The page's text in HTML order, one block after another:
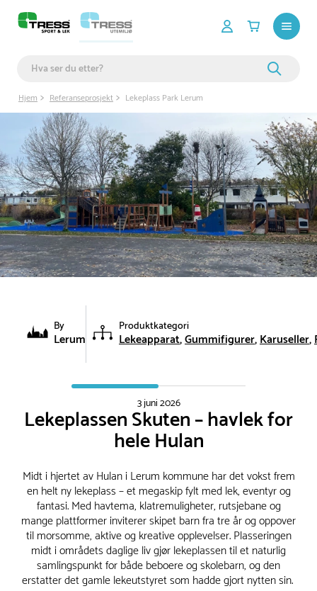
Hjem Referanseprosjekt Lekeplass Park Lerum
By
Lerum
Produktkategori
Lekeapparat Gummifigurer Karuseller
3 juni 2026
Lekeplassen Skuten – havlek for
hele Hulan
Midt i hjertet av Hulan i Lerum kommune har det vokst frem
en helt ny lekeplass – et megaskip fylt med lek, eventyr og
fantasi. Med havtema, klatremuligheter, rutsjebane og
mange plattformer inviterer skipet barn fra tre år og oppover
til morsomme, aktive og kreative opplevelser. Plasseringen
midt i områdets daglige liv gjør lekeplassen til et naturlig
samlingspunkt for både beboere og skolebarn, og den
erstatter det gamle lekeutstyret som hadde gjort nytten sin.